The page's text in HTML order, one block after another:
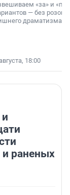
«за» и
— без
драматизма.
18:00
раненых